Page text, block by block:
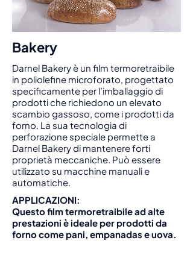
Bakery
Darnel Bakery è un film termoretraibile
in poliolefine microforato, progettato
specificamente per l’imballaggio di
prodotti che richiedono un elevato
scambio gassoso, come i prodotti da
forno. La sua tecnologia di
perforazione speciale permette a
Darnel Bakery di mantenere forti
proprietà meccaniche. Può essere
utilizzato su macchine manuali e
automatiche.
APPLICAZIONI:
Questo film termoretraibile ad alte
prestazioni è ideale per prodotti da
forno come pani, empanadas e uova.